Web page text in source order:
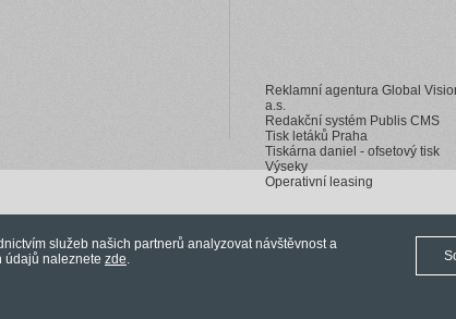
Reklamní agentura Global
a.s.
Redakční systém Publis CMS
Tisk letáků Praha
Tiskárna daniel - ofsetový tisk
Výseky
Operativní leasing
služeb našich partnerů analyzovat návštěvnost a
údajů naleznete zde.